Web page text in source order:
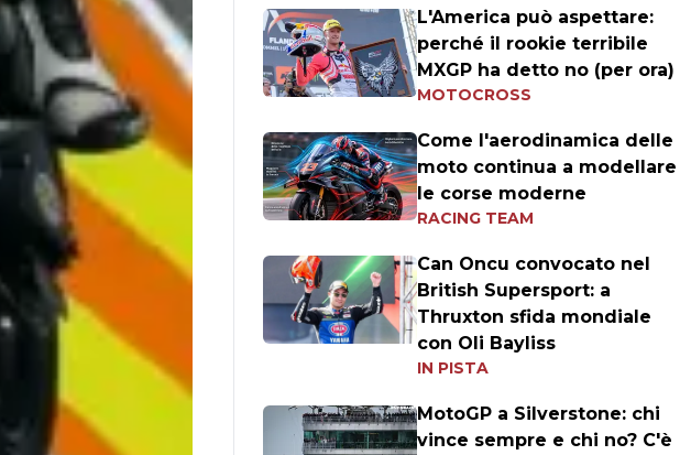
L'America può aspettare:
perché il rookie terribile
MXGP ha detto no (per ora)
MOTOCROSS
Come l'aerodinamica delle
moto continua a modellare
le corse moderne
RACING TEAM
Can Oncu convocato nel
British Supersport: a
Thruxton sfida mondiale
con Oli Bayliss
IN PISTA
MotoGP a Silverstone: chi
vince sempre e chi no? C'è